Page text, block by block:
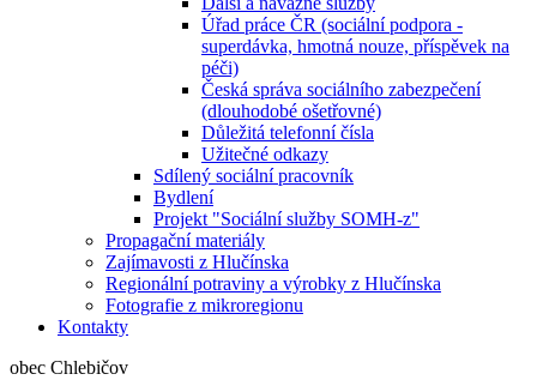
Úřad práce ČR (sociální podpora -
superdávka, hmotná nouze, příspěvek na
péči)
Česká správa sociálního zabezpečení
(dlouhodobé ošetřovné)
Důležitá telefonní čísla
Užitečné odkazy
Sdílený sociální pracovník
Bydlení
Projekt "Sociální služby SOMH-z"
Propagační materiály
Zajímavosti z Hlučínska
Regionální potraviny a výrobky z Hlučínska
Fotografie z mikroregionu
Kontakty
obec Chlebičov